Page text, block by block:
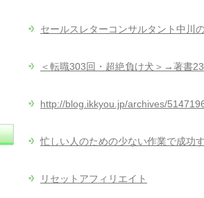
セールスレターコンサルタント中川
＜転職303回・超絶負け犬＞→著書
http://blog.ikkyou.jp/archives/
忙しい人のための少ない作業で成功
リセットアフィリエイト